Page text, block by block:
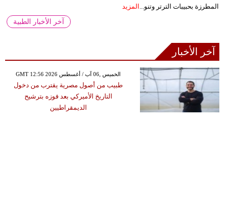
المطرزة بحبيبات الترتر وتنو... المزيد
آخر الأخبار الطبية
آخر الأخبار
GMT 12:56 2026 الخميس ,06 آب / أغسطس
طبيب من أصول مصرية يقترب من دخول
التاريخ الأميركي بعد فوزه بترشيح
الديمقراطيين